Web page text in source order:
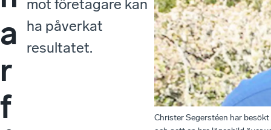
a
r
f
mot företagare kan
ha påverkat
resultatet.
Christer Segerstéen har